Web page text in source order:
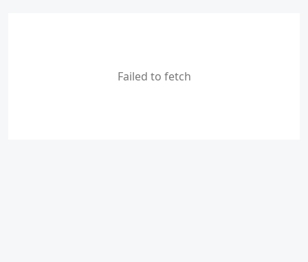
Failed to fetch